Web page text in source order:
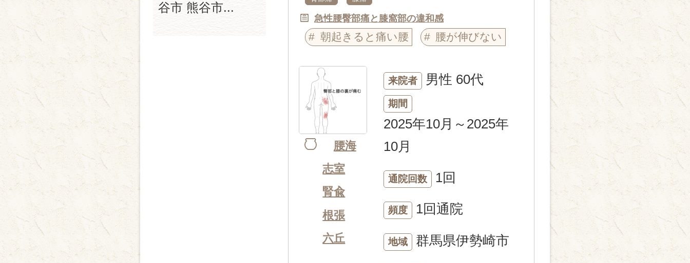
急性腰臀部痛と膝窩部の違和感
朝起きると痛い腰 腰が伸びない
腰海
志室
腎兪
根張
六丘
来院者 男性 60代
期間
2025年10月～2025年
10月
通院回数 1回
頻度 1回通院
地域 群馬県伊勢崎市
谷市 熊谷市...